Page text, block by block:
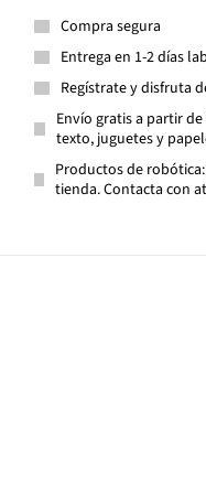
Compra segura
Entrega en 1-2 días
Regístrate y disfruta
Envío gratis a partir
texto, juguetes y
Productos de
tienda. Contacta con